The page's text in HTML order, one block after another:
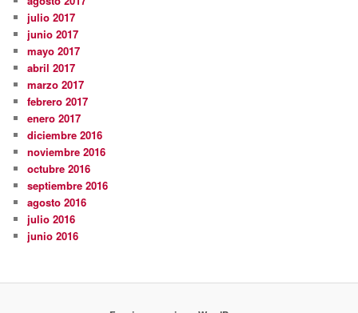
julio 2017
junio 2017
mayo 2017
abril 2017
marzo 2017
febrero 2017
enero 2017
diciembre 2016
noviembre 2016
octubre 2016
septiembre 2016
agosto 2016
julio 2016
junio 2016